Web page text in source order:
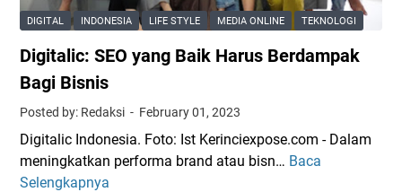
a
m
i
I
n
d
DIGITAL INDONESIA LIFE STYLE MEDIA ONLINE TEKNOLOGI
Digitalic: SEO yang Baik Harus Berdampak
Bagi Bisnis
Posted by: Redaksi February 01, 2023
Digitalic Indonesia. Foto: Ist Kerinciexpose.com - Dalam
meningkatkan performa brand atau bisn… Baca
Selengkapnya
D